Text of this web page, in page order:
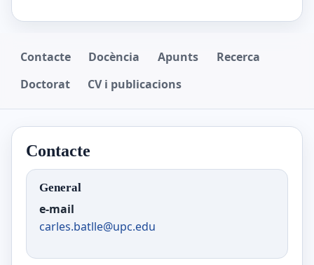
Contacte Docència Apunts
Recerca
Doctorat
CV i publicacions
Contacte
General
e-mail
carles.batlle@upc.edu